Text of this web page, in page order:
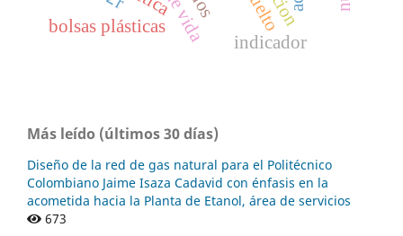
bolsas plásticas
indicador
Más leído (últimos 30 días)
Diseño de la red de gas natural para el Politécnico
Colombiano Jaime Isaza Cadavid con énfasis en la
acometida hacia la Planta de Etanol, área de servicios
673